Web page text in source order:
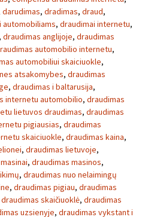
darudimas, dradimas, draud,
automobiliams, draudimai internetu,
, draudimas anglijoje, draudimas
automobilio internetu,
automobiliui skaiciuokle,
atsakomybes, draudimas
, draudimas i baltarusija,
internetu automobilio, draudimas
lietuvos draudimas, draudimas
pigiausias, draudimas
skaiciuokle, draudimas kaina,
, draudimas lietuvoje,
, draudimas masinos,
, draudimas nuo nelaimingų
, draudimas pigiau, draudimas
draudimas skaičiuoklė, draudimas
uzsienyje, draudimas vykstant i